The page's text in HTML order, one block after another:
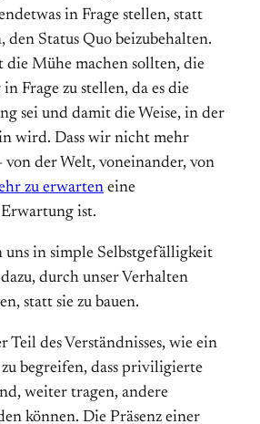
in Frage stellen, statt
den Status Quo beizubehalten.
die Mühe machen sollten, die
Frage zu stellen, da es die
sei und damit die Weise, in der
wird. Dass wir nicht mehr
der Welt, voneinander, von
zu erwarten eine
ist.
in simple Selbstgefälligkeit
durch unser Verhalten
statt sie zu bauen.
Teil des Verständnisses, wie ein
begreifen, dass priviligierte
weiter tragen, andere
können. Die Präsenz einer